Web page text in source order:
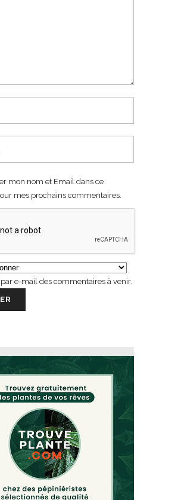
mon nom et Email dans ce
mes prochains commentaires.
e-mail des commentaires à venir.